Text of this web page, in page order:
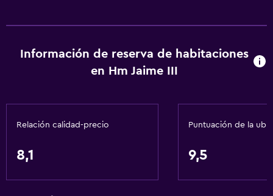
Información de reserva de habitaciones
en Hm Jaime III
Relación calidad-precio
8,1
Puntuación de la
9,5